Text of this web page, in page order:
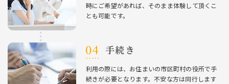
時にご希望があれば、そのまま体験して頂くこ
とも可能です。
⼿続き
利⽤の際には、お住まいの市区町村の役所で⼿
続きが必要となります。不安な⽅は同⾏します